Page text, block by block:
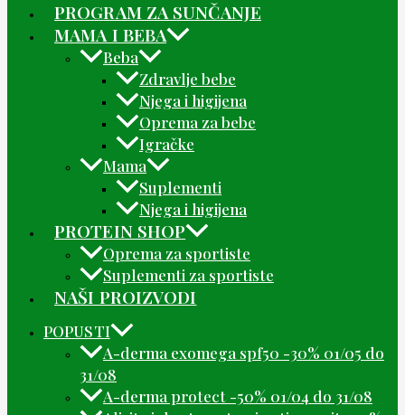
PROGRAM ZA SUNČANJE
MAMA I BEBA
Beba
Zdravlje bebe
Njega i higijena
Oprema za bebe
Igračke
Mama
Suplementi
Njega i higijena
PROTEIN SHOP
Oprema za sportiste
Suplementi za sportiste
NAŠI PROIZVODI
POPUSTI
A-derma exomega spf50 -30% 01/05 do
31/08
A-derma protect -50% 01/04 do 31/08